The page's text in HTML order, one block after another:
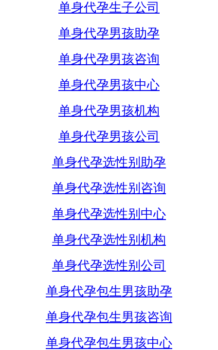
单身代孕生子公司
单身代孕男孩助孕
单身代孕男孩咨询
单身代孕男孩中心
单身代孕男孩机构
单身代孕男孩公司
单身代孕选性别助孕
单身代孕选性别咨询
单身代孕选性别中心
单身代孕选性别机构
单身代孕选性别公司
单身代孕包生男孩助孕
单身代孕包生男孩咨询
单身代孕包生男孩中心